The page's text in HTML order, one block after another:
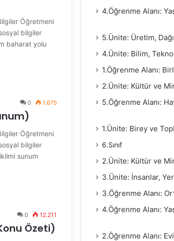
Öğretmeni
bilgiler
baharat yolu
0 1.675
Öğretmeni
bilgiler
sunum
0 12.211
Özeti)
4.Öğrenme Alanı:
5.Ünite: Üretim,
4.Ünite: Bilim,
1.Öğrenme Alanı:
2.Ünite: Kültür ve
5.Öğrenme Alanı:
1.Ünite: Birey ve
6.Sınıf
2.Ünite: Kültür ve
3.Ünite: İnsanlar,
3.Öğrenme Alanı:
4.Öğrenme Alanı:
2.Öğrenme Alanı: